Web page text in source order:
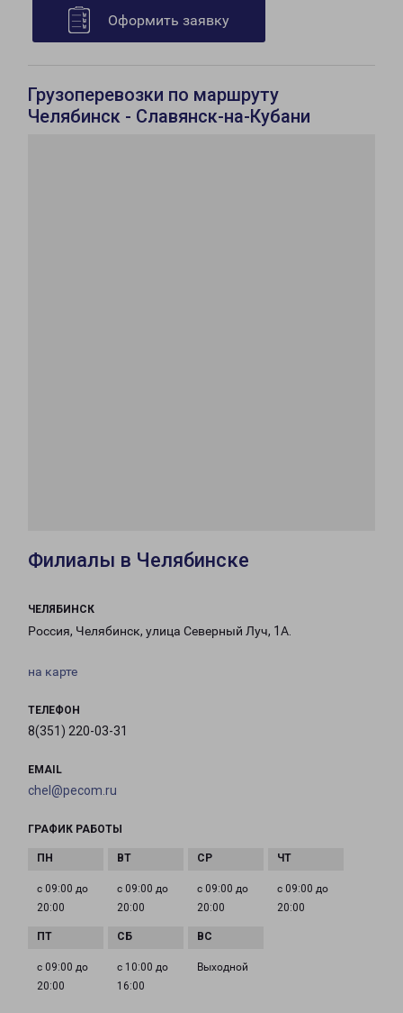
Оформить заявку
Грузоперевозки по маршруту
Челябинск - Славянск-на-Кубани
Филиалы в Челябинске
ЧЕЛЯБИНСК
Россия, Челябинск, улица Северный Луч, 1А.
на карте
ТЕЛЕФОН
8(351) 220-03-31
EMAIL
chel@pecom.ru
ГРАФИК РАБОТЫ
с 09:00 до
20:00
с 09:00 до
20:00
с 09:00 до
20:00
с 09:00 до
20:00
с 09:00 до
20:00
с 10:00 до
16:00
Выходной